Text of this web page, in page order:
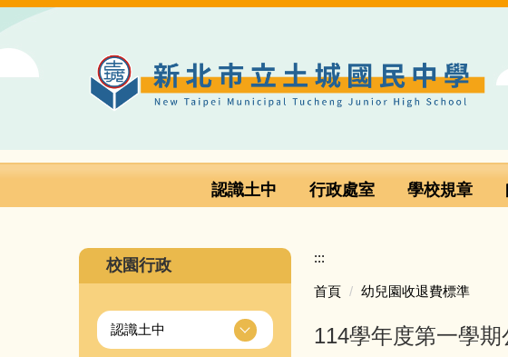
主
認識土中 行政處室 學校規章
校園行政
認識土中
:::
首頁 幼兒園收退費標準
114學年度第一學